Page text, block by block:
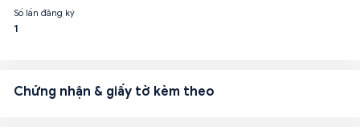
Số lần đăng ký
1
Chứng nhận & giấy tờ kèm theo